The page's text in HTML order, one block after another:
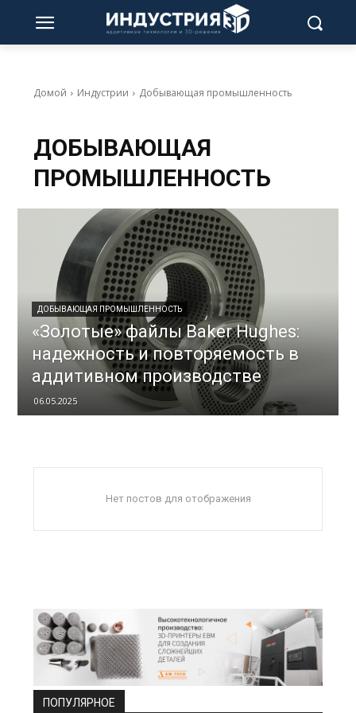
Домой Индустрии Добывающая промышленность
ДОБЫВАЮЩАЯ
ПРОМЫШЛЕННОСТЬ
ДОБЫВАЮЩАЯ ПРОМЫШЛЕННОСТЬ
«Золотые» файлы Baker Hughes:
надежность и повторяемость в
аддитивном производстве
06.05.2025
Нет постов для отображения
ПОПУЛЯРНОЕ